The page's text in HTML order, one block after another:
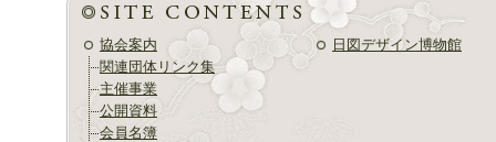
協会案内
関連団体リンク集
主催事業
公開資料
会員名簿
日図デザイン博物館